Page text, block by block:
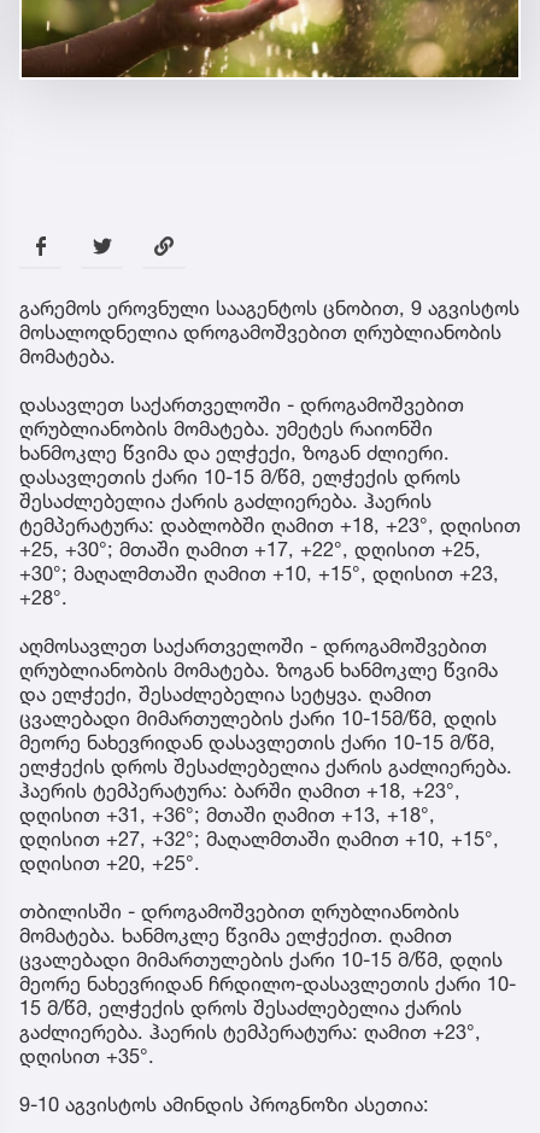
გარემოს ეროვნული სააგენტოს ცნობით, 9 აგვისტოს
მოსალოდნელია დროგამოშვებით ღრუბლიანობის
მომატება.
დასავლეთ საქართველოში - დროგამოშვებით
ღრუბლიანობის მომატება. უმეტეს რაიონში
ხანმოკლე წვიმა და ელჭექი, ზოგან ძლიერი.
დასავლეთის ქარი 10-15 მ/წმ, ელჭექის დროს
შესაძლებელია ქარის გაძლიერება. ჰაერის
ტემპერატურა: დაბლობში ღამით +18, +23°, დღისით
+25, +30°; მთაში ღამით +17, +22°, დღისით +25,
+30°; მაღალმთაში ღამით +10, +15°, დღისით +23,
+28°.
აღმოსავლეთ საქართველოში - დროგამოშვებით
ღრუბლიანობის მომატება. ზოგან ხანმოკლე წვიმა
და ელჭექი, შესაძლებელია სეტყვა. ღამით
ცვალებადი მიმართულების ქარი 10-15მ/წმ, დღის
მეორე ნახევრიდან დასავლეთის ქარი 10-15 მ/წმ,
ელჭექის დროს შესაძლებელია ქარის გაძლიერება.
ჰაერის ტემპერატურა: ბარში ღამით +18, +23°,
დღისით +31, +36°; მთაში ღამით +13, +18°,
დღისით +27, +32°; მაღალმთაში ღამით +10, +15°,
დღისით +20, +25°.
თბილისში - დროგამოშვებით ღრუბლიანობის
მომატება. ხანმოკლე წვიმა ელჭექით. ღამით
ცვალებადი მიმართულების ქარი 10-15 მ/წმ, დღის
მეორე ნახევრიდან ჩრდილო-დასავლეთის ქარი 10-
15 მ/წმ, ელჭექის დროს შესაძლებელია ქარის
გაძლიერება. ჰაერის ტემპერატურა: ღამით +23°,
დღისით +35°.
9-10 აგვისტოს ამინდის პროგნოზი ასეთია: